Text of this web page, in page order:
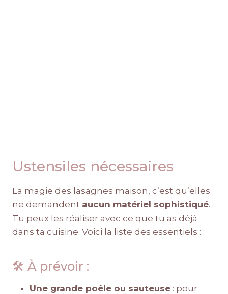
Ustensiles nécessaires
La magie des lasagnes maison, c’est qu’elles
ne demandent aucun matériel sophistiqué.
Tu peux les réaliser avec ce que tu as déjà
dans ta cuisine. Voici la liste des essentiels :
🛠️ À prévoir :
Une grande poêle ou sauteuse : pour